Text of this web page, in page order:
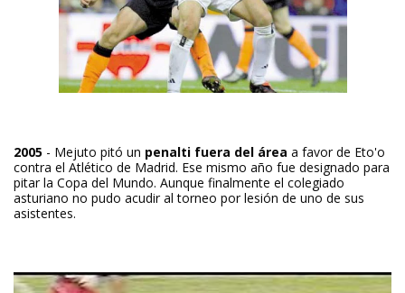
2005 - Mejuto pitó un penalti fuera del área a favor de Eto'o
contra el Atlético de Madrid. Ese mismo año fue designado para
pitar la Copa del Mundo. Aunque finalmente el colegiado
asturiano no pudo acudir al torneo por lesión de uno de sus
asistentes.